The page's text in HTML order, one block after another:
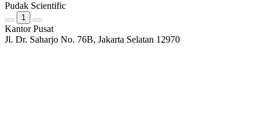
Pudak Scientific
1
Kantor Pusat
Jl. Dr. Saharjo No. 76B, Jakarta Selatan 12970